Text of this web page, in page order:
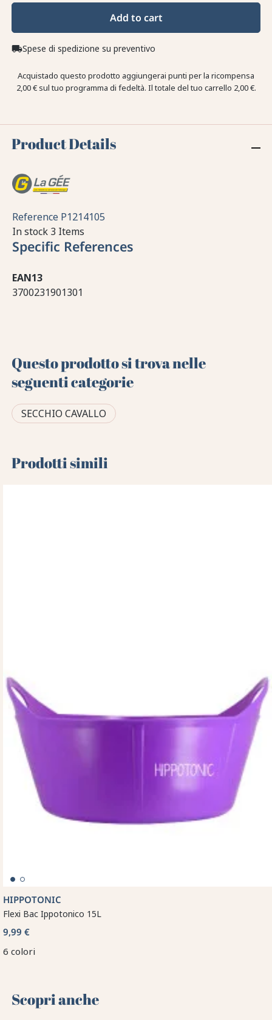
Add to cart
local_shippingSpese di spedizione su preventivo
Acquistado questo prodotto aggiungerai punti per la ricompensa
2,00 €sul tuo programma di fedeltà. Il totale del tuo carrello 2,00 €.
Product Details
Reference P1214105
In stock 3 Items
Specific References
EAN13
3700231901301
Questo prodotto si trova nelle
seguenti categorie
SECCHIO CAVALLO
Prodotti simili
HIPPOTONIC
Flexi Bac Ippotonico 15L
9,99 €
6 colori
Scopri anche 🌻